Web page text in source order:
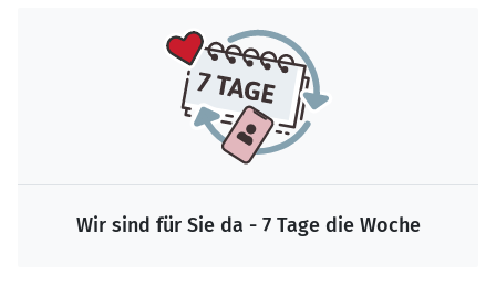
Wir sind für Sie da - 7 Tage die Woche